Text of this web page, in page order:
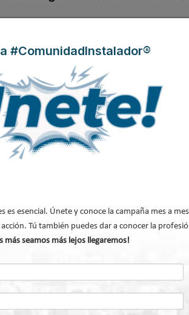
y su papel
#ComunidadInstalador®
es esencial. Únete y conoce la campaña mes a
Tú también puedes dar a conocer la
más seamos más lejos llegaremos!